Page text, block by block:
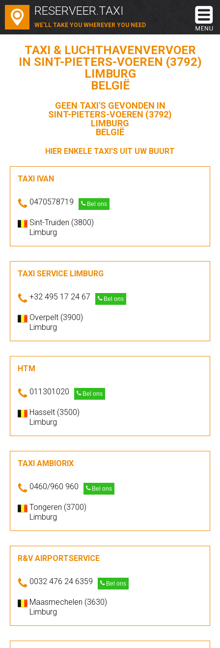
RESERVEER.TAXI
WE'LL TAKE YOU WHEREVER YOU NEED
TAXI & LUCHTHAVENVERVOER
IN SINT-PIETERS-VOEREN (3792)
LIMBURG
BELGIË
GEEN TAXI'S GEVONDEN IN
SINT-PIETERS-VOEREN (3792)
LIMBURG
BELGIË
HIER ENKELE TAXI'S UIT UW BUURT
TAXI IVAN
0470578719 Bel ons
Sint-Truiden (3800)
Limburg
TAXI SERVICE LIMBURG
+32 495 17 24 67 Bel ons
Overpelt (3900)
Limburg
HTM
011301020 Bel ons
Hasselt (3500)
Limburg
TAXI AMBIORIX
0460/960 960 Bel ons
Tongeren (3700)
Limburg
R&V AIRPORTSERVICE
0032 476 24 6359 Bel ons
Maasmechelen (3630)
Limburg